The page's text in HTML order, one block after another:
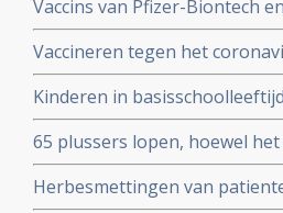
Vaccins van Pfizer-Biontech
coronavirus aan anderen.
anderen over te dragen
Vaccineren tegen het
patienten en kan duizenden
studie.
Kinderen in
besmet te zijn geweest met
65 plussers lopen, hoewel
besmetting met het
Herbesmettingen van